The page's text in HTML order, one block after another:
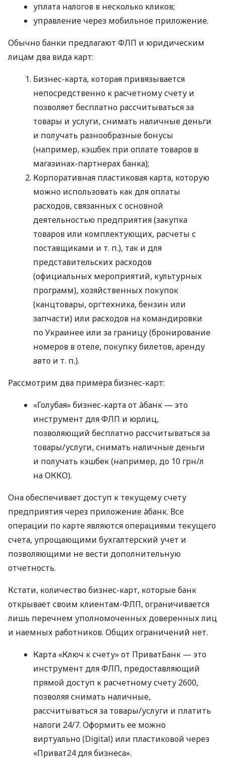
уплата налогов в несколько кликов;
управление через мобильное приложение.
Обычно банки предлагают ФЛП и юридическим
лицам два вида карт:
Бизнес-карта, которая привязывается
непосредственно к расчетному счету и
позволяет бесплатно рассчитываться за
товары и услуги, снимать наличные деньги
и получать разнообразные бонусы
(например, кэшбек при оплате товаров в
магазинах-партнерах банка);
Корпоративная пластиковая карта, которую
можно использовать как для оплаты
расходов, связанных с основной
деятельностью предприятия (закупка
товаров или комплектующих, расчеты с
поставщиками и т. п.), так и для
представительских расходов
(официальных мероприятий, культурных
программ), хозяйственных покупок
(канцтовары, оргтехника, бензин или
запчасти) или расходов на командировки
по Украинее или за границу (бронирование
номеров в отеле, покупку билетов, аренду
авто и т. п.).
Рассмотрим два примера бизнес-карт:
«Голубая» бизнес-карта от àбанк — это
инструмент для ФЛП и юрлиц,
позволяющий бесплатно рассчитываться за
товары/услуги, снимать наличные деньги
и получать кэшбек (например, до 10 грн/л
на ОККО).
Она обеспечивает доступ к текущему счету
предприятия через приложение àбанк. Все
операции по карте являются операциями текущего
счета, упрощающими бухгалтерский учет и
позволяющими не вести дополнительную
отчетность.
Кстати, количество бизнес-карт, которые банк
открывает своим клиентам-ФЛП, ограничивается
лишь перечнем уполномоченных доверенных лиц
и наемных работников. Общих ограничений нет.
Карта «Ключ к счету» от ПриватБанк — это
инструмент для ФЛП, предоставляющий
прямой доступ к расчетному счету 2600,
позволяя снимать наличные,
рассчитываться за товары/услуги и платить
налоги 24/7. Оформить ее можно
виртуально (Digital) или пластиковой через
«Приват24 для бизнеса».